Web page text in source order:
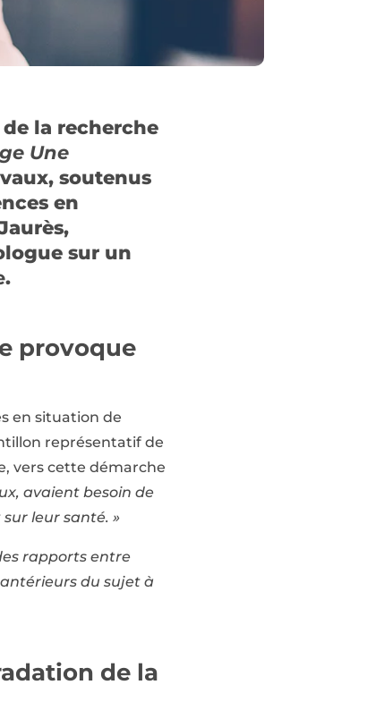
la recherche
Une
soutenus
en
sur un
.
provoque
en situation de
représentatif de
vers cette démarche
avaient besoin de
leur santé. »
rapports entre
du sujet à
de la